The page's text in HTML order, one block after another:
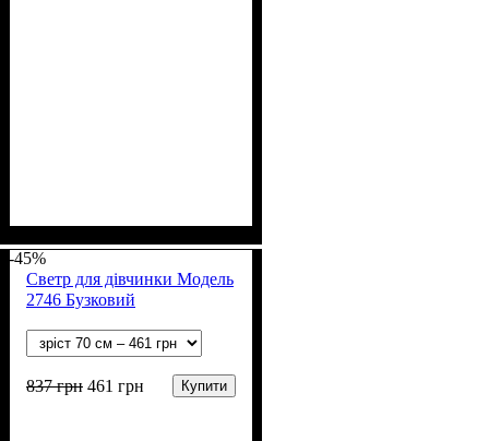
-45%
Светр для дівчинки Модель
2746 Бузковий
837грн 461 грн Купити